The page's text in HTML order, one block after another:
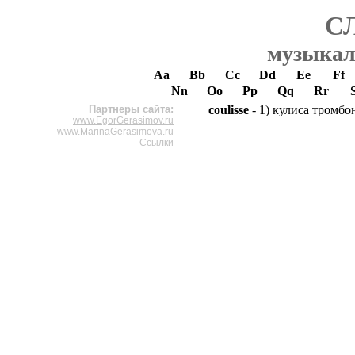
Aa Bb Cc Dd Ee
Ff
Nn
Oo Pp Qq Rr
Партнеры сайта:
www.EgorGerasimov.ru
www.MarinaGerasimova.ru
Ссылки
coulisse- 1) кулиса